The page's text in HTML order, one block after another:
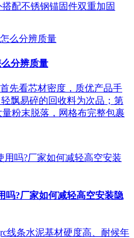
配不锈钢锚固件双重加固
分辨质量
先看芯材密度，质优产品手
飘易碎的回收料为次品；第
粉末脱落，网格布完整包裹
吗?厂家如何减轻高空安装隐
线条水泥基材硬度高、耐候年